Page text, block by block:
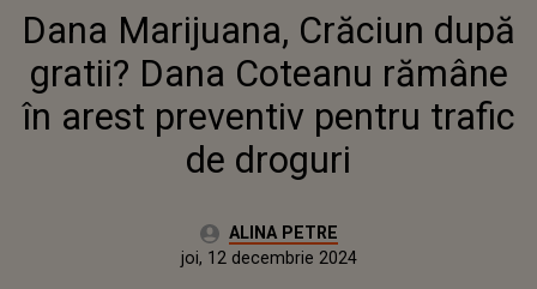
DUPĂ GRATII? DANA COTEANU
RĂMÂNE ÎN AREST PREVENTIV
PENTRU TRAFIC DE DROGURI
Dana Marijuana, Crăciun după
gratii? Dana Coteanu rămâne
în arest preventiv pentru trafic
de droguri
Autor:ALINA PETRE
Publicat:
joi, 12 decembrie 2024